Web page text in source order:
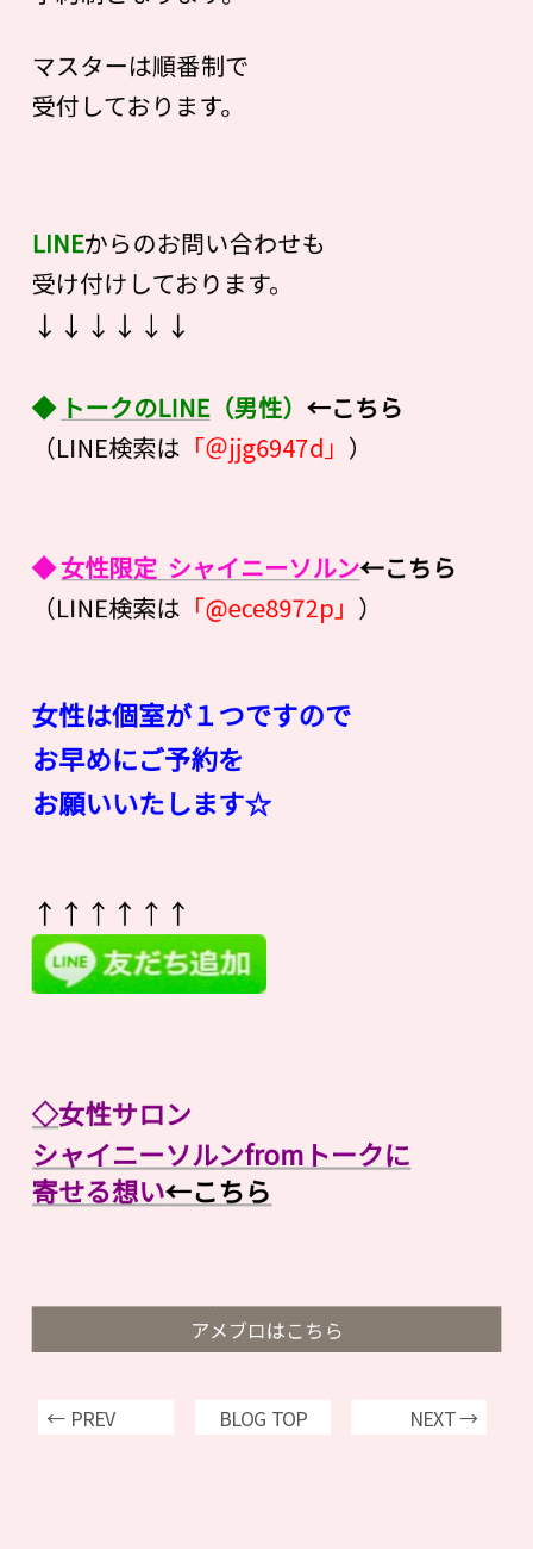
マスターは順番制で
受付しております。
LINEからのお問い合わせも
受け付けしております。
↓↓↓↓↓↓
◆ トークのLINE（男性） ←こちら
（LINE検索は 「＠jjg6947d」 ）
◆女性限定 シャイニーソルン←こちら
（LINE検索は 「@ece8972p」 ）
女性は個室が１つですので
お早めにご予約を
お願いいたします☆
↑↑↑↑↑↑
◇女性サロン
シャイニーソルンfromトークに
寄せる想い←こちら
アメブロはこちら
← PREV BLOG TOP NEXT →